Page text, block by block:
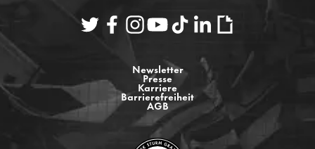
Newsletter
Presse
Karriere
Barrierefreiheit
AGB